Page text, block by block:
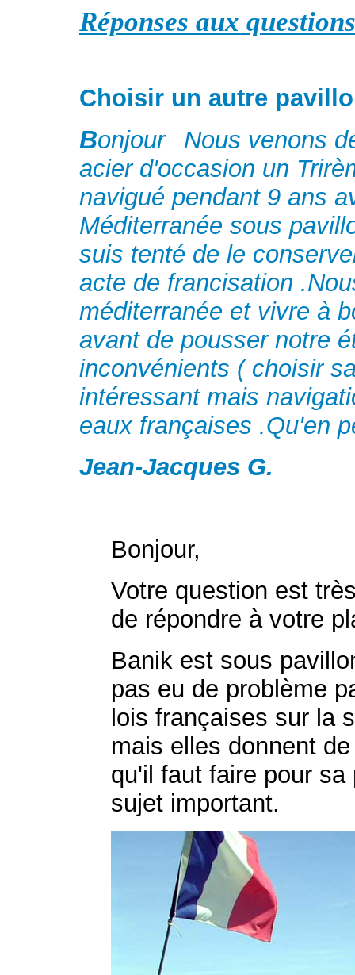
Réponses aux
Choisir un autre
Bonjour
Nous venons
acier d'occasion un
navigué pendant 9 ans
Méditerranée sous
suis tenté de le
acte de francisation
méditerranée et vivre à
avant de pousser notre
inconvénients ( choisir
intéressant mais
eaux françaises .Qu'en
Jean-Jacques G.
Bonjour,
Votre question est
de répondre à votre
Banik est sous
pas eu de problème
lois françaises sur la
mais elles donnent
qu'il faut faire pour
sujet important.